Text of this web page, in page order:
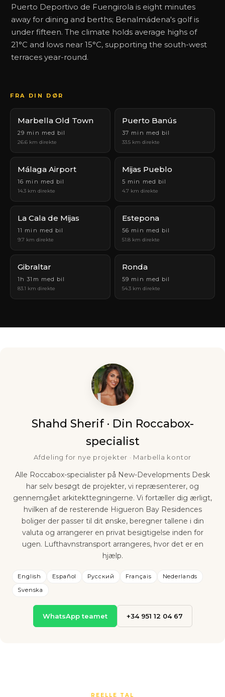
Puerto Deportivo de Fuengirola is eight minutes
away for dining and berths; Benalmádena's golf is
under fifteen. The climate holds average highs of
21°C and lows near 15°C, supporting the south-west
terraces year-round.
FRA DIN DØR
Marbella Old Town
29 min med bil
26.6 km direkte
Puerto Banús
37 min med bil
33.5 km direkte
Málaga Airport
16 min med bil
14.3 km direkte
Mijas Pueblo
5 min med bil
4.7 km direkte
La Cala de Mijas
11 min med bil
9.7 km direkte
Estepona
56 min med bil
51.8 km direkte
Gibraltar
1h 31m med bil
83.1 km direkte
Ronda
59 min med bil
54.3 km direkte
Shahd Sherif · Din Roccabox-
specialist
Afdeling for nye projekter · Marbella kontor
Alle Roccabox-specialister på New-Developments Desk
har selv besøgt de projekter, vi repræsenterer, og
gennemgået arkitekttegningerne. Vi fortæller dig ærligt,
hvilken af de resterende Higueron Bay Residences
boliger der passer til dit ønske, beregner tallene i din
valuta og arrangerer en privat besigtigelse inden for
ugen. Lufthavnstransport arrangeres, hvor det er en
hjælp.
English Español Русский Français
Nederlands
Svenska
WhatsApp teamet +34 951 12 04 67
REELLE TAL